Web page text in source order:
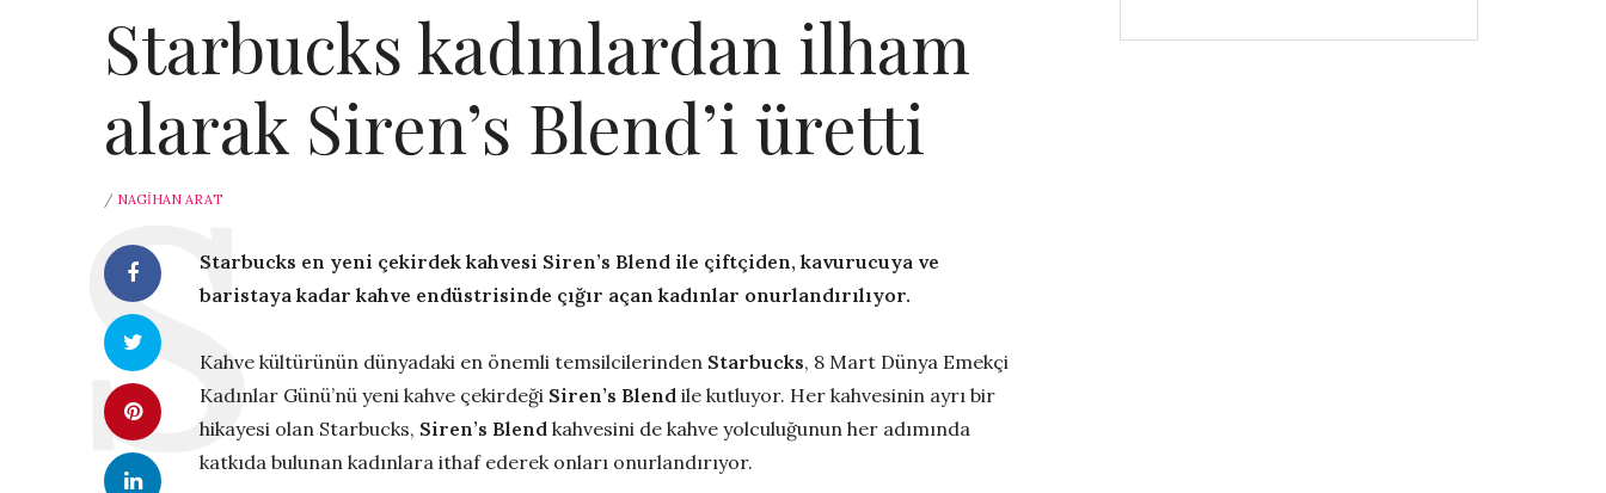
Starbucks kadınlardan ilham
alarak Siren’s Blend’i üretti
/ NAGIHAN ARAT
Starbucks en yeni çekirdek kahvesi Siren’s Blend ile çiftçiden, kavurucuya ve
baristaya kadar kahve endüstrisinde çığır açan kadınlar onurlandırılıyor.
Kahve kültürünün dünyadaki en önemli temsilcilerinden Starbucks, 8 Mart Dünya Emekçi
Kadınlar Günü’nü yeni kahve çekirdeği Siren’s Blend ile kutluyor. Her kahvesinin ayrı bir
hikayesi olan Starbucks, Siren’s Blend kahvesini de kahve yolculuğunun her adımında
katkıda bulunan kadınlara ithaf ederek onları onurlandırıyor.